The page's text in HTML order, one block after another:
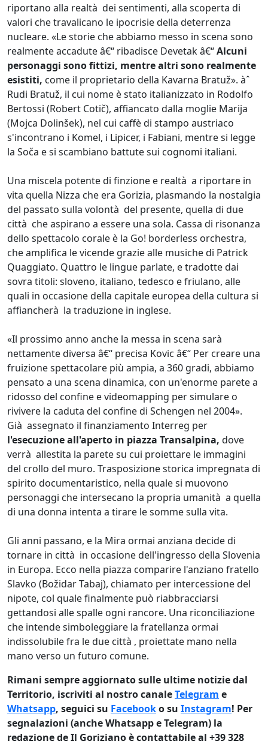
riportano alla realtà dei sentimenti, alla scoperta di
valori che travalicano le ipocrisie della deterrenza
nucleare. «Le storie che abbiamo messo in scena sono
realmente accadute â€“ ribadisce Devetak â€“Alcuni
personaggi sono fittizi, mentre altri sono realmente
esistiti, come il proprietario della Kavarna Bratuž». àˆ
Rudi Bratuž, il cui nome è stato italianizzato in Rodolfo
Bertossi (Robert Cotič), affiancato dalla moglie Marija
(Mojca Dolinšek), nel cui caffè di stampo austriaco
s'incontrano i Komel, i Lipicer, i Fabiani, mentre si legge
la Soča e si scambiano battute sui cognomi italiani.
Una miscela potente di finzione e realtà a riportare in
vita quella Nizza che era Gorizia, plasmando la nostalgia
del passato sulla volontà del presente, quella di due
città che aspirano a essere una sola. Cassa di risonanza
dello spettacolo corale è la Go! borderless orchestra,
che amplifica le vicende grazie alle musiche di Patrick
Quaggiato. Quattro le lingue parlate, e tradotte dai
sovra titoli: sloveno, italiano, tedesco e friulano, alle
quali in occasione della capitale europea della cultura si
affiancherà la traduzione in inglese.
«Il prossimo anno anche la messa in scena sarà
nettamente diversa â€“ precisa Kovic â€“ Per creare una
fruizione spettacolare più ampia, a 360 gradi, abbiamo
pensato a una scena dinamica, con un'enorme parete a
ridosso del confine e videomapping per simulare o
rivivere la caduta del confine di Schengen nel 2004».
Già assegnato il finanziamento Interreg per
l'esecuzione all'aperto in piazza Transalpina, dove
verrà allestita la parete su cui proiettare le immagini
del crollo del muro. Trasposizione storica impregnata di
spirito documentaristico, nella quale si muovono
personaggi che intersecano la propria umanità a quella
di una donna intenta a tirare le somme sulla vita.
Gli anni passano, e la Mira ormai anziana decide di
tornare in città in occasione dell'ingresso della Slovenia
in Europa. Ecco nella piazza comparire l'anziano fratello
Slavko (Božidar Tabaj), chiamato per intercessione del
nipote, col quale finalmente può riabbracciarsi
gettandosi alle spalle ogni rancore. Una riconciliazione
che intende simboleggiare la fratellanza ormai
indissolubile fra le due città , proiettate mano nella
mano verso un futuro comune.
Rimani sempre aggiornato sulle ultime notizie dal
Territorio, iscriviti al nostro canaleTelegram e
Whatsapp, seguici su Facebooko su Instagram! Per
segnalazioni (anche Whatsapp e Telegram) la
redazione de Il Goriziano è contattabile al +39 328